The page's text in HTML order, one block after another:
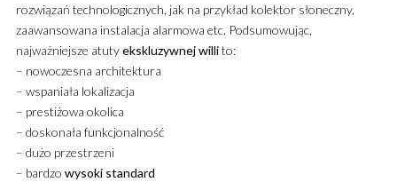
rozwiązań technologicznych, jak na przykład kolektor słoneczny,
zaawansowana instalacja alarmowa etc. Podsumowując,
najważniejsze atutyekskluzywnejwillito:
– nowoczesna architektura
– wspaniała lokalizacja
– prestiżowa okolica
– doskonała funkcjonalność
– dużo przestrzeni
– bardzo wysoki standard